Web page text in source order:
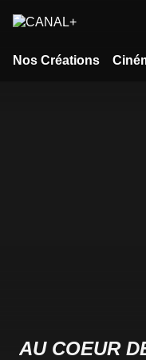
Nos Créations
AU COEUR